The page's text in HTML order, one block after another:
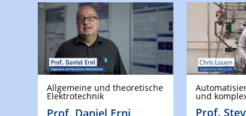
Allgemeine und theoretische
Elektrotechnik
Prof. Daniel Erni
und
Prof.